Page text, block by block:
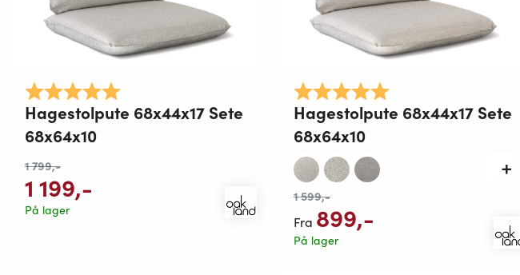
Karakter:
Hagestolpute 68x44x17 Sete
68x64x10
1 799,-
1 199,-
På lager
Karakter:
Hagestolpute 68x44x17 Sete
68x64x10
1 599,-
Fra 899,-
På lager